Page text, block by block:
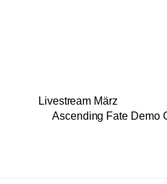
Livestream März
Ascending Fate Demo